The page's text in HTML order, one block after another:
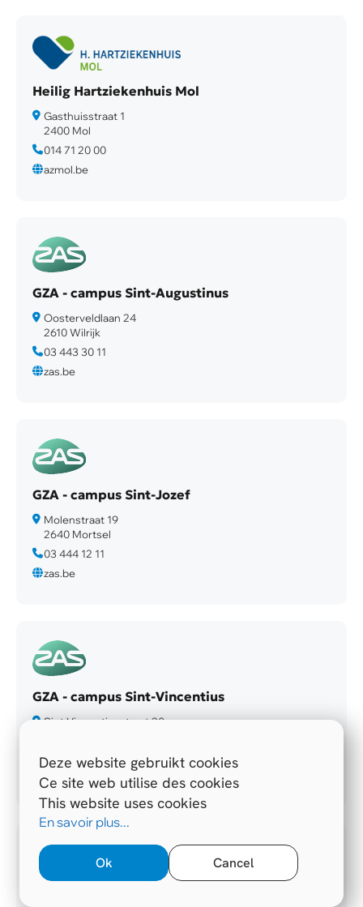
Deze website gebruikt cookies
Ce site web utilise des cookies
This website uses cookies
En savoir plus...
Ok Cancel
Heilig Hartziekenhuis Mol
Gasthuisstraat 1
2400 Mol
014 71 20 00
azmol.be
GZA - campus Sint-Augustinus
Oosterveldlaan 24
2610 Wilrijk
03 443 30 11
zas.be
GZA - campus Sint-Jozef
Molenstraat 19
2640 Mortsel
03 444 12 11
zas.be
GZA - campus Sint-Vincentius
Sint-Vincentiusstraat 20
03 285 20 00
zas.be